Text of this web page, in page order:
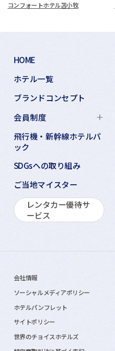
コンフォートホテル苫小牧
HOME
ホテル一覧
ブランドコンセプト
会員制度
飛行機・新幹線ホテルパ
ック
SDGsへの取り組み
ご当地マイスター
レンタカー優待サ
ービス
会社情報
ソーシャルメディアポリシー
ホテルパンフレット
サイトポリシー
世界のチョイスホテルズ